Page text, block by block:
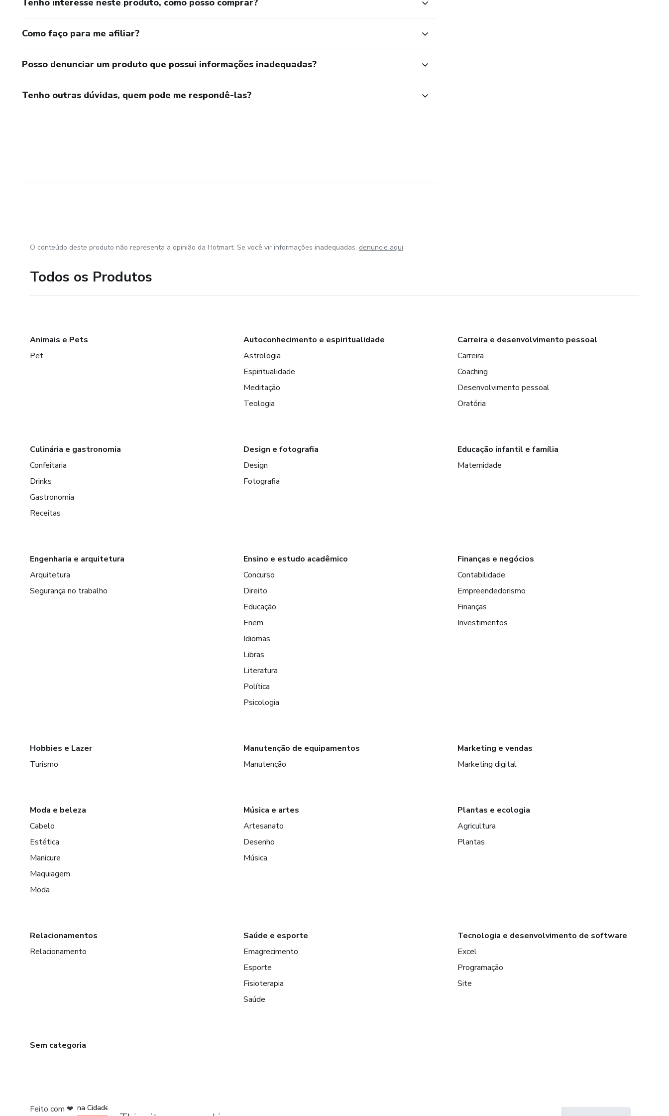
Tenho interesse neste produto, como posso comprar?
Como faço para me afiliar?
Posso denunciar um produto que possui informações inadequadas?
Tenho outras dúvidas, quem pode me respondê-las?
O conteúdo deste produto não representa a opinião da Hotmart. Se você vir informações inadequadas, denuncie aqui
Todos os Produtos
Animais e Pets
Pet
Autoconhecimento e espiritualidade
Astrologia
Espiritualidade
Meditação
Teologia
Carreira e desenvolvimento pessoal
Carreira
Coaching
Desenvolvimento pessoal
Oratória
Culinária e gastronomia
Confeitaria
Drinks
Gastronomia
Receitas
Design e fotografia
Design
Fotografia
Educação infantil e família
Maternidade
Engenharia e arquitetura
Arquitetura
Segurança no trabalho
Ensino e estudo acadêmico
Concurso
Direito
Educação
Enem
Idiomas
Libras
Literatura
Política
Psicologia
Finanças e negócios
Contabilidade
Empreendedorismo
Finanças
Investimentos
Hobbies e Lazer
Turismo
Manutenção de equipamentos
Manutenção
Marketing e vendas
Marketing digital
Moda e beleza
Cabelo
Estética
Manicure
Maquiagem
Moda
Música e artes
Artesanato
Desenho
Música
Plantas e ecologia
Agricultura
Plantas
Relacionamentos
Relacionamento
Saúde e esporte
Emagrecimento
Esporte
Fisioterapia
Saúde
Tecnologia e desenvolvimento de software
Excel
Programação
Site
Sem categoria
Feito com ❤ na Cidade do México